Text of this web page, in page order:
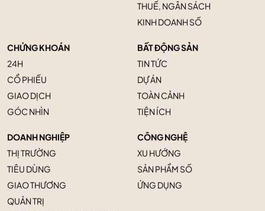
THUẾ, NGÂN SÁCH
KINH DOANH SỐ
CHỨNG KHOÁN
24H
CỔ PHIẾU
GIAO DỊCH
GÓC NHÌN
BẤT ĐỘNG SẢN
TIN TỨC
DỰ ÁN
TOÀN CẢNH
TIỆN ÍCH
DOANH NGHIỆP
THỊ TRƯỜNG
TIÊU DÙNG
GIAO THƯƠNG
QUẢN TRỊ
CÔNG NGHỆ
XU HƯỚNG
SẢN PHẨM SỐ
ỨNG DỤNG